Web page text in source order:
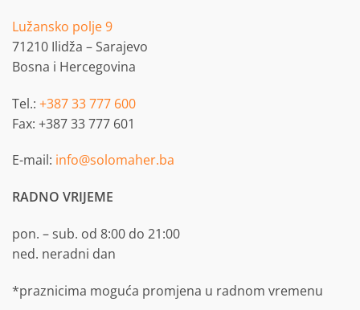
Lužansko polje 9
71210 Ilidža – Sarajevo
Bosna i Hercegovina
Tel.: +387 33 777 600
Fax: +387 33 777 601
E-mail: info@solomaher.ba
RADNO VRIJEME
pon. – sub. od 8:00 do 21:00
ned. neradni dan
*praznicima moguća promjena u radnom vremenu